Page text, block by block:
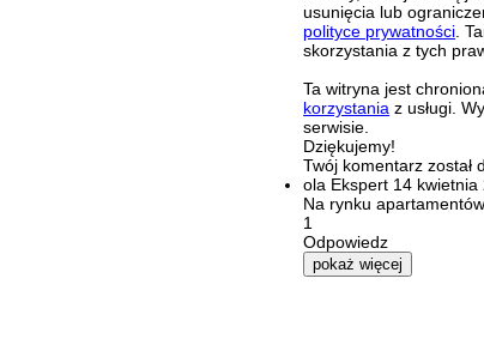
usunięcia lub
polityce prywatności .
skorzystania z tych
Ta witryna jest
korzystania z usługi.
serwisie.
Dziękujemy!
Twój komentarz został
ola Ekspert 14 kwietnia
Na rynku
1
Odpowiedz
pokaż więcej